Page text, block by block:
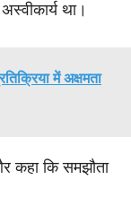
था।
में अक्षमता
कहा कि समझौता